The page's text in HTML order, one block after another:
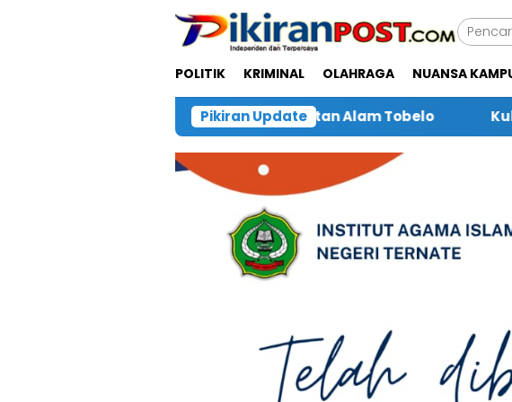
POLITIK KRIMINAL OLAHRAGA NUANSA
Pikiran Update
Terjun Jembatan Alam Tobelo Kukuhkan Pengurus Baru,